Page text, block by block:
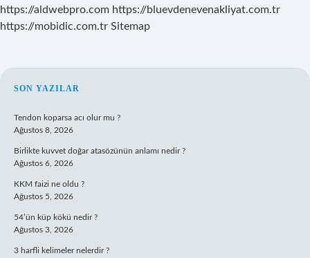
https://aldwebpro.com https://bluevdenevenakliyat.com.tr
https://mobidic.com.tr Sitemap
SIDEBAR
SON YAZILAR
Tendon koparsa acı olur mu ?
Ağustos 8, 2026
Birlikte kuvvet doğar atasözünün anlamı nedir ?
Ağustos 6, 2026
KKM faizi ne oldu ?
Ağustos 5, 2026
54’ün küp kökü nedir ?
Ağustos 3, 2026
3 harfli kelimeler nelerdir ?